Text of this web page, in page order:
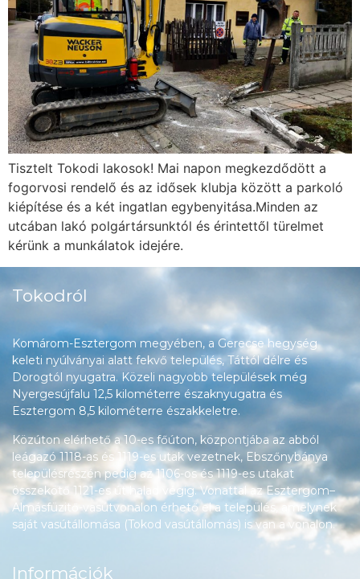
Tisztelt Tokodi lakosok! Mai napon megkezdődött a
fogorvosi rendelő és az idősek klubja között a parkoló
kiépítése és a két ingatlan egybenyitása.Minden az
utcában lakó polgártársunktól és érintettől türelmet
kérünk a munkálatok idejére.
Tokodról
Komárom-Esztergom megyében, a Gerecse hegység
keleti nyúlványai alatt fekvő település, Táttól délre és
Dorogtól nyugatra. Közeli nagyobb települések még
Nyergesújfalu 12,5 kilométerre északnyugatra és
Esztergom 8,5 kilométerre északkeletre.
Közúton elérhető a 10-es főúton, központjába az abból
leágazó 1118-as és 1119-es utak vezetnek, Ebszőnybánya
településrészén pedig az 1106-os és 1119-es utakat
összekötő 1121-es út halad végig. Vonattal az Esztergom–
Almásfüzitő-vasútvonalon érhető el a település, amelynek
saját vasútállomása (Tokod vasútállomás) is van a vonalon.
Információk